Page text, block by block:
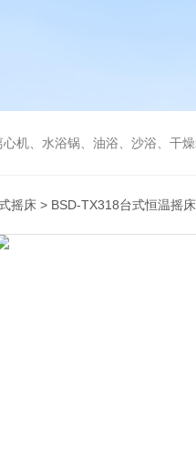
机、水浴锅、油浴、沙浴、干
摇床 > BSD-TX318台式恒温摇床